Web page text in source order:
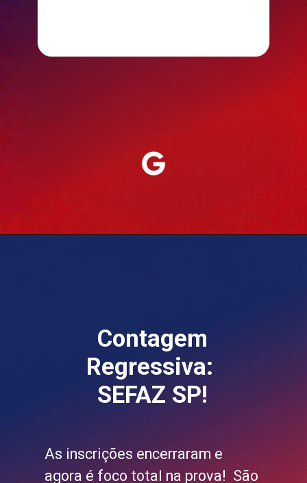
Contagem
Regressiva:
SEFAZ SP!
As inscrições encerraram e
agora é foco total na prova! São